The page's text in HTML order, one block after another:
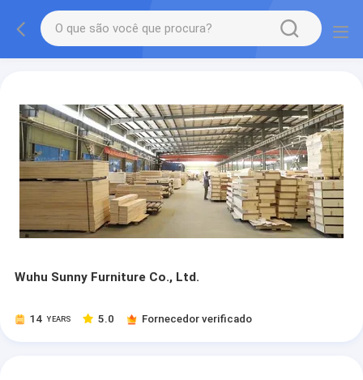
Wuhu Sunny Furniture Co., Ltd.
14 YEARS 5.0 Fornecedor verificado